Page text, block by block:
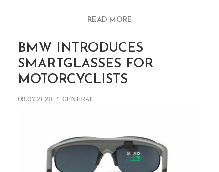
READ MORE
BMW INTRODUCES
SMARTGLASSES FOR
MOTORCYCLISTS
09.07.2023 GENERAL